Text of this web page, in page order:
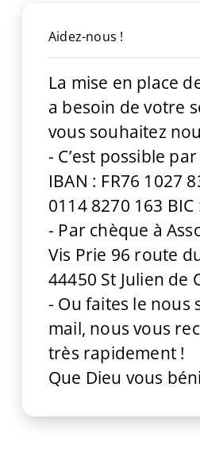
Aidez-nous !
La mise en place
a besoin de votre
vous souhaitez
- C’est possible
IBAN : FR76 1027
0114 8270 163 BIC
- Par chèque à
Vis Prie 96 route
44450 St Julien de
- Ou faites le nous
mail, nous vous
très rapidement !
Que Dieu vous